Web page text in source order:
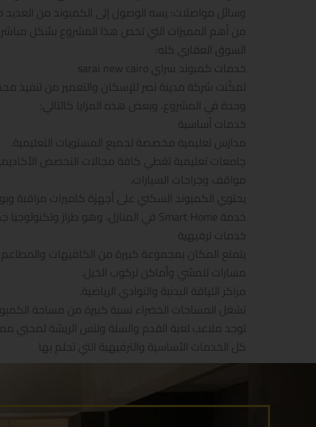
وسائل مواصلات: يسه الوصول إلى الكمبوند من العديد
من أهم المميزات التي تخص هذا المشروع بشكل مباشر
السوق العقاري كله:
خدمات كمبوند سراي sarai new cairo
تمكّنت شركة مدينة نصر للإسكان والتعمير من تنفيذ
وحدة في المشروع، وبعض هذه المزايا كالتالي:
خدمات أساسية
مدارس تعليمية مخصصة لجميع المستويات التعليمية.
جامعات تعليمية تغطي كافة مجالات التخصص
مواقف وجراجات السيارات.
يحتوي الكمبوند السكني على أجهزة كاميرات مراقبة
خدمة Smart Home في المنازل، وهو طراز وتكنولوجيا جديدة في هذا المشروع فقط.
خدمات ترفيهية
يتمتع المكان بمجموعة كبيرة من الكافيهات
مسارات للمشي وأماكن لركوب الخيل.
مراكز اللياقة البدنية والنوادي الرياضية.
تشغل المساحات الخضراء نسبة كبيرة من مساحة
توجد ملاعب لعبة القدم والسلة وتنس الريشة لمحبي
كل الخدمات الأساسية والترفيهية التي تحلم بها